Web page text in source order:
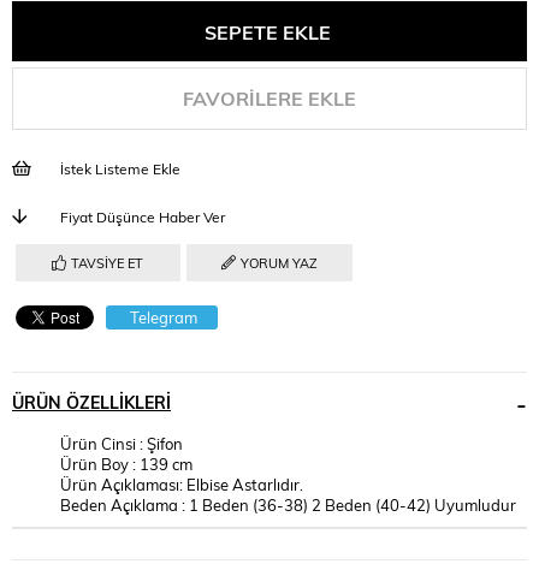
FAVORILERE EKLE
İstek Listeme Ekle
Fiyat Düşünce Haber Ver
TAVSIYE ET YORUM YAZ
Telegram
ÜRÜN ÖZELLIKLERI
Ürün Cinsi : Şifon
Ürün Boy : 139 cm
Ürün Açıklaması: Elbise Astarlıdır.
Beden Açıklama : 1 Beden (36-38) 2 Beden (40-42) Uyumludur